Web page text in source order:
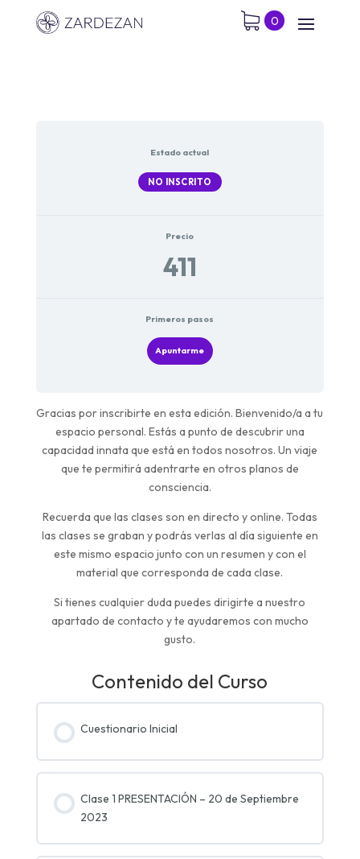
0
Estado actual
NO INSCRITO
Precio
411
Primeros pasos
Apuntarme
Gracias por inscribirte en esta edición. Bienvenido/a a tu
espacio personal. Estás a punto de descubrir una
capacidad innata que está en todos nosotros. Un viaje
que te permitirá adentrarte en otros planos de
consciencia.
Recuerda que las clases son en directo y online. Todas
las clases se graban y podrás verlas al día siguiente en
este mismo espacio junto con un resumen y con el
material que corresponda de cada clase.
Si tienes cualquier duda puedes dirigirte a nuestro
apartado de contacto y te ayudaremos con mucho
gusto.
Contenido del Curso
Cuestionario Inicial
Clase 1 PRESENTACIÓN – 20 de Septiembre
2023